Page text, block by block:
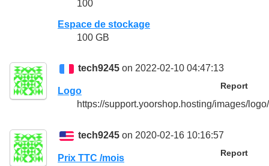
100
Espace de stockage
100 GB
tech9245 on 2022-02-10 04:47:13
Report
Logo
https://support.yoorshop.hosting/images/
tech9245 on 2020-02-16 10:16:57
Report
Prix TTC /mois